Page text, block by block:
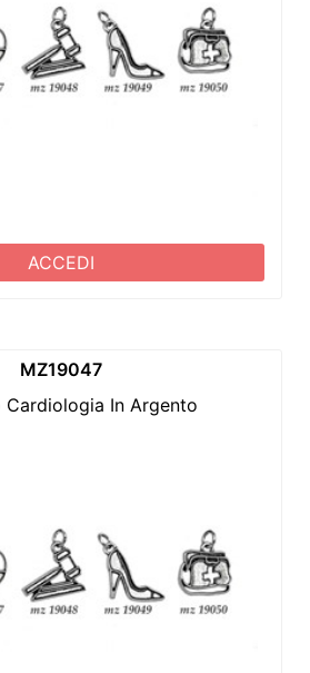
ACCEDI
MZ19047
Cardiologia In Argento